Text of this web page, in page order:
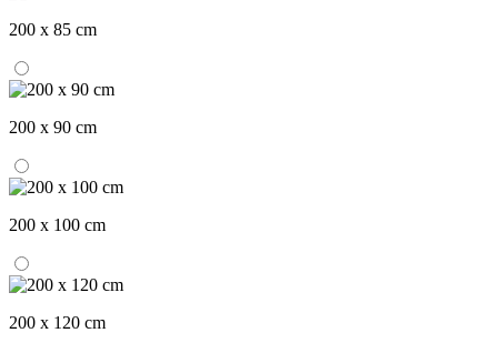
200 x 85 cm
200 x 90 cm
200 x 100 cm
200 x 120 cm